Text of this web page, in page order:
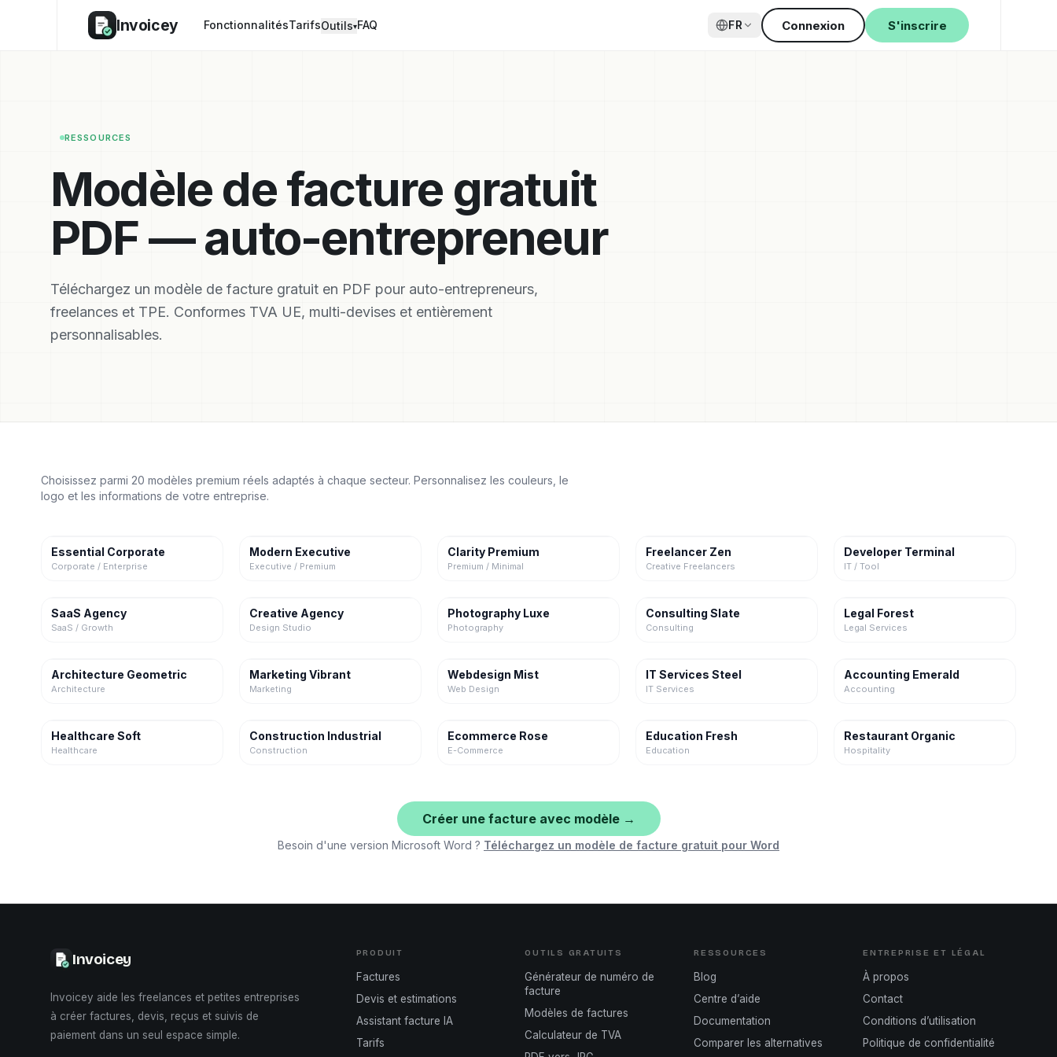
Invoicey FonctionnalitésTarifsOutils▾FAQ FR Connexion S'inscrire
RESSOURCES
Modèle de facture gratuit
PDF — auto-entrepreneur
Téléchargez un modèle de facture gratuit en PDF pour auto-entrepreneurs,
freelances et TPE. Conformes TVA UE, multi-devises et entièrement
personnalisables.
Choisissez parmi 20 modèles premium réels adaptés à chaque secteur. Personnalisez les couleurs, le
logo et les informations de votre entreprise.
Essential Corporate
Corporate / Enterprise
Modern Executive
Executive / Premium
Clarity Premium
Premium / Minimal
Freelancer Zen
Creative Freelancers
Developer Terminal
IT / Tool
SaaS Agency
SaaS / Growth
Creative Agency
Design Studio
Photography Luxe
Photography
Consulting Slate
Consulting
Legal Forest
Legal Services
Architecture Geometric
Architecture
Marketing Vibrant
Marketing
Webdesign Mist
Web Design
IT Services Steel
IT Services
Accounting Emerald
Accounting
Healthcare Soft
Healthcare
Construction Industrial
Construction
Ecommerce Rose
E-Commerce
Education Fresh
Education
Restaurant Organic
Hospitality
Créer une facture avec modèle →
Besoin d'une version Microsoft Word ? Téléchargez un modèle de facture gratuit pour Word
Invoicey
Invoicey aide les freelances et petites entreprises
à créer factures, devis, reçus et suivis de
paiement dans un seul espace simple.
PRODUIT
Factures
Devis et estimations
Assistant facture IA
Tarifs
OUTILS GRATUITS
Générateur de numéro de
facture
Modèles de factures
Calculateur de TVA
RESSOURCES
Blog
Centre d’aide
Documentation
Comparer les alternatives
ENTREPRISE ET LÉGAL
À propos
Contact
Conditions d’utilisation
Politique de confidentialité